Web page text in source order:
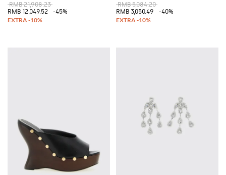
RMB 21,908.23
RMB 12,049.52
-45%
RMB 5,084.20
RMB 3,050.49
-40%